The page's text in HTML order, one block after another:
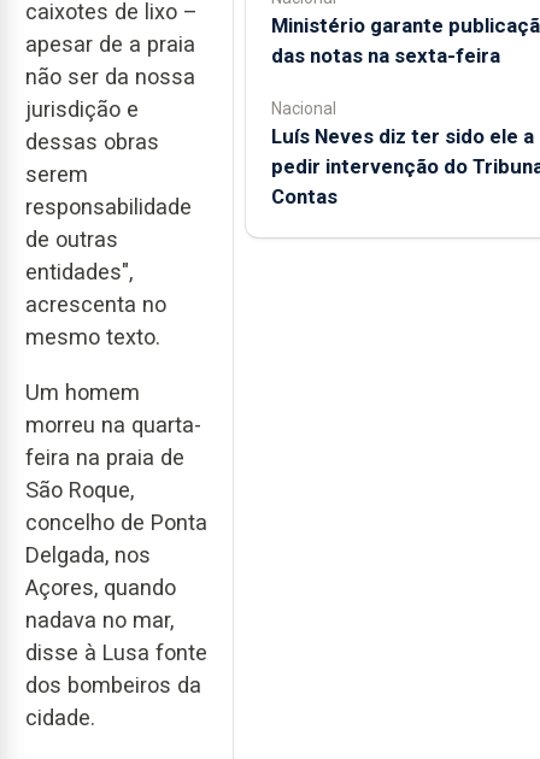
caixotes de lixo –
apesar de a praia
não ser da nossa
jurisdição e
dessas obras
serem
responsabilidade
de outras
entidades",
acrescenta no
mesmo texto.
Um homem
morreu na quarta-
feira na praia de
São Roque,
concelho de Ponta
Delgada, nos
Açores, quando
nadava no mar,
disse à Lusa fonte
dos bombeiros da
cidade.
Ministério garante
das notas na sexta-feira
Nacional
Luís Neves diz ter sido ele a
pedir intervenção do
Contas